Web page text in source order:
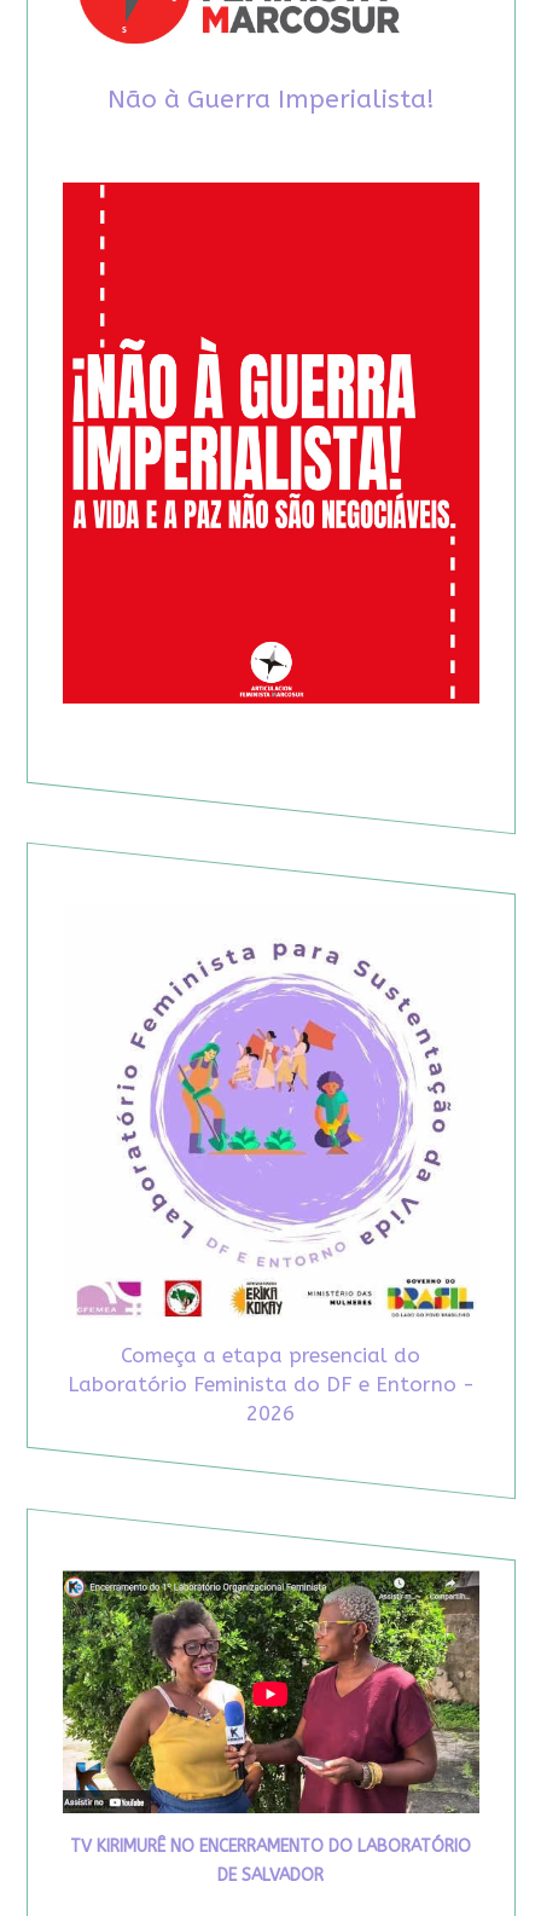
Não à Guerra Imperialista!
Começa a etapa presencial do
Laboratório Feminista do DF e Entorno -
2026
TV KIRIMURÊ NO ENCERRAMENTO DO LABORATÓRIO
DE SALVADOR